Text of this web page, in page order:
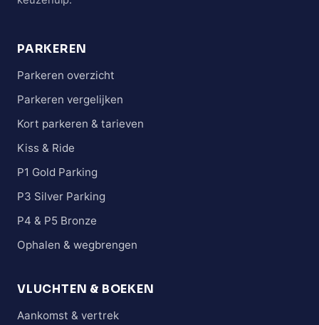
PARKEREN
Parkeren overzicht
Parkeren vergelijken
Kort parkeren & tarieven
Kiss & Ride
P1 Gold Parking
P3 Silver Parking
P4 & P5 Bronze
Ophalen & wegbrengen
VLUCHTEN & BOEKEN
Aankomst & vertrek